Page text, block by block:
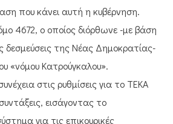
που κάνει αυτή η κυβέρνηση.
4672, ο οποίος διόρθωνε -με βάση
δεσμεύσεις της Νέας Δημοκρατίας-
«νόμου Κατρούγκαλου».
στις ρυθμίσεις για το ΤΕΚΑ
εισάγοντας το
για τις επικουρικές